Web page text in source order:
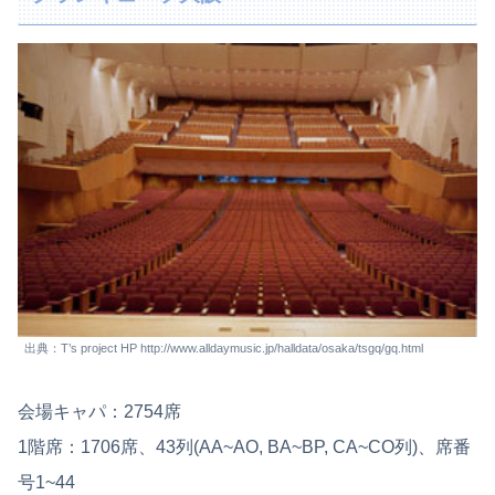
出典：T’s project HP http://www.alldaymusic.jp/halldata/osaka/tsgq/gq.html
会場キャパ：2754席
1階席：1706席、43列(AA~AO, BA~BP, CA~CO列)、席番
号1~44